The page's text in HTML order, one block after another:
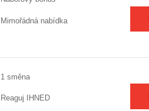
Mimořádná nabídka
1 směna
Reaguj IHNED